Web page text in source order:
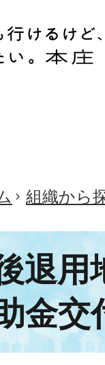
組織から
退用
金交